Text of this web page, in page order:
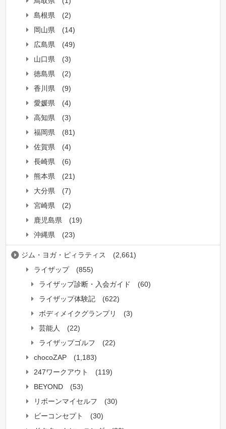
島根県
(2)
岡山県
(14)
広島県
(49)
山口県
(3)
徳島県
(2)
香川県
(9)
愛媛県
(4)
高知県
(3)
福岡県
(81)
佐賀県
(4)
長崎県
(6)
熊本県
(21)
大分県
(7)
宮崎県
(2)
鹿児島県
(19)
沖縄県
(23)
ジム・ヨガ・ピィラティス
(2,661)
ライザップ
(855)
ライザップ診断・入会ガイド
(60)
ライザップ体験記
(622)
ボディメイクグランプリ
(3)
芸能人
(22)
ライザップゴルフ
(22)
chocoZAP
(1,183)
247ワークアウト
(119)
BEYOND
(53)
リボーンマイセルフ
(30)
ビーコンセプト
(30)